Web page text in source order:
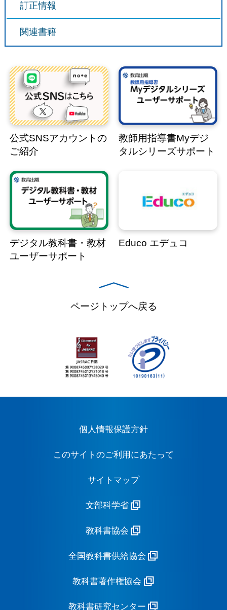
訂正情報
関連書籍
公式SNSアカウントの
ご紹介
教師用指導書Myデジ
タルシリーズサポート
デジタル教科書・教材
ユーザーサポート
Educo エデュコ
ページトップへ戻る
個人情報保護方針
このサイトのご利用にあたって
サイトマップ
文部科学省
教科書協会
全国教科書供給協会
教科書著作権協会
教科書研究センター